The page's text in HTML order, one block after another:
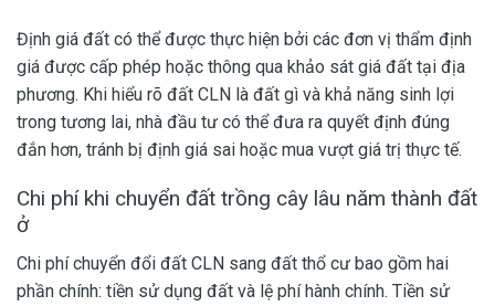
Định giá đất có thể được thực hiện bởi các đơn vị thẩm định
giá được cấp phép hoặc thông qua khảo sát giá đất tại địa
phương. Khi hiểu rõ đất CLN là đất gì và khả năng sinh lợi
trong tương lai, nhà đầu tư có thể đưa ra quyết định đúng
đắn hơn, tránh bị định giá sai hoặc mua vượt giá trị thực tế.
Chi phí khi chuyển đất trồng cây lâu năm thành đất
ở
Chi phí chuyển đổi đất CLN sang đất thổ cư bao gồm hai
phần chính: tiền sử dụng đất và lệ phí hành chính. Tiền sử